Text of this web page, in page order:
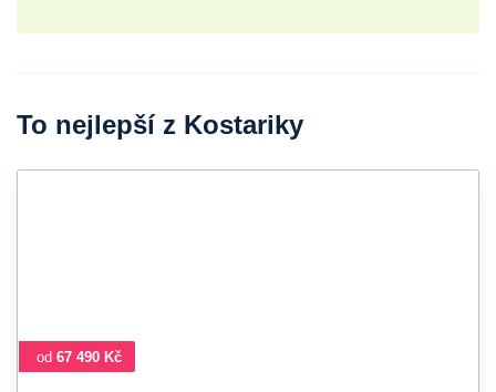
To nejlepší z Kostariky
od 67 490 Kč